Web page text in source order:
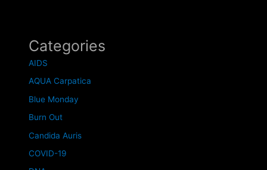
Categories
AIDS
AQUA Carpatica
Blue Monday
Burn Out
Candida Auris
COVID-19